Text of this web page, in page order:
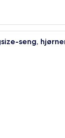
Sengetøy
seng,